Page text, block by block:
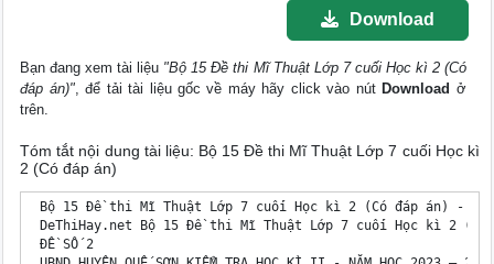
Download
Bạn đang xem tài liệu "Bộ 15 Đề thi Mĩ Thuật Lớp 7 cuối Học kì 2 (Có
đáp án)", để tải tài liệu gốc về máy hãy click vào nút Download ở
trên.
Tóm tắt nội dung tài liệu: Bộ 15 Đề thi Mĩ Thuật Lớp 7 cuối Học kì
2 (Có đáp án)
Bộ 15 Đề thi Mĩ Thuật Lớp 7 cuối Học kì 2 (Có đáp án) -
DeThiHay.net Bộ 15 Đề thi Mĩ Thuật Lớp 7 cuối Học kì 2 (Có
ĐỀ SỐ 2